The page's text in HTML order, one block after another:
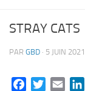
STRAY CATS
PAR GBD · 5 JUIN 2021
FacebookTwitterEmail